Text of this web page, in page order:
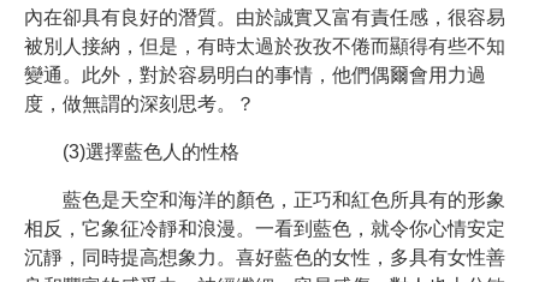
內在卻具有良好的潛質。由於誠實又富有責任感，很容易
被別人接納，但是，有時太過於孜孜不倦而顯得有些不知
變通。此外，對於容易明白的事情，他們偶爾會用力過
度，做無謂的深刻思考。？
(3)選擇藍色人的性格
藍色是天空和海洋的顏色，正巧和紅色所具有的形象
相反，它象征冷靜和浪漫。一看到藍色，就令你心情安定
沉靜，同時提高想象力。喜好藍色的女性，多具有女性善